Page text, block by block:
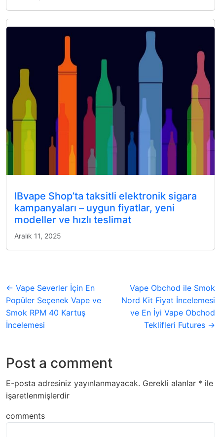
IBvape Shop’ta taksitli elektronik sigara
kampanyaları – uygun fiyatlar, yeni
modeller ve hızlı teslimat
Aralık 11, 2025
← Vape Severler İçin En
Popüler Seçenek Vape ve
Smok RPM 40 Kartuş
İncelemesi
Vape Obchod ile Smok
Nord Kit Fiyat İncelemesi
ve En İyi Vape Obchod
Teklifleri Futures →
Post a comment
E-posta adresiniz yayınlanmayacak. Gerekli alanlar * ile
işaretlenmişlerdir
comments